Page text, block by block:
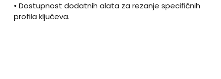
• Dostupnost dodatnih alata za rezanje specifičnih
profila ključeva.